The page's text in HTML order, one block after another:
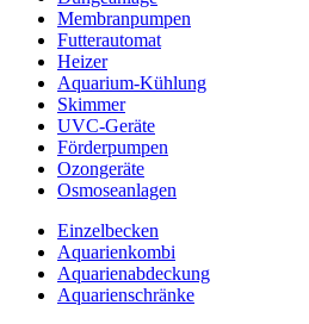
Membranpumpen
Futterautomat
Heizer
Aquarium-Kühlung
Skimmer
UVC-Geräte
Förderpumpen
Ozongeräte
Osmoseanlagen
Einzelbecken
Aquarienkombi
Aquarienabdeckung
Aquarienschränke